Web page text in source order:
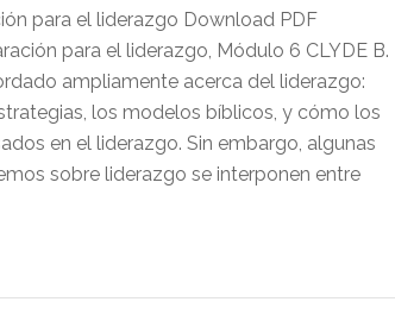
para el liderazgo Download PDF
para el liderazgo, Módulo 6 CLYDE B.
ampliamente acerca del liderazgo:
los modelos bíblicos, y cómo los
en el liderazgo. Sin embargo, algunas
sobre liderazgo se interponen entre